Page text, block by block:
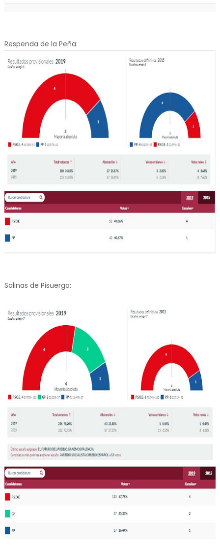
Respenda de la Peña:
Salinas de Pisuerga: